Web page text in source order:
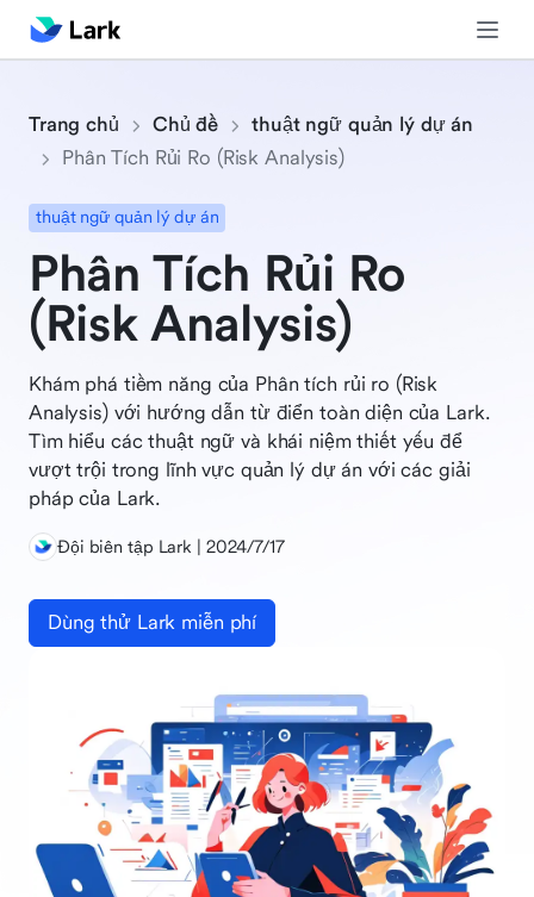
Trang chủ Chủ đề
thuật ngữ quản lý dự án
Phân Tích Rủi Ro (Risk Analysis)
thuật ngữ quản lý dự án
Phân Tích Rủi Ro
(Risk Analysis)
Khám phá tiềm năng của Phân tích rủi ro (Risk
Analysis) với hướng dẫn từ điển toàn diện của Lark.
Tìm hiểu các thuật ngữ và khái niệm thiết yếu để
vượt trội trong lĩnh vực quản lý dự án với các giải
pháp của Lark.
Đội biên tập Lark | 2024/7/17
Dùng thử Lark miễn phí